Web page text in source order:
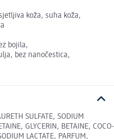
koža, suha koža,
bojila,
bez nanočestica,
SULFATE, SODIUM
GLYCERIN, BETAINE, COCO-
LACTATE, PARFUM,